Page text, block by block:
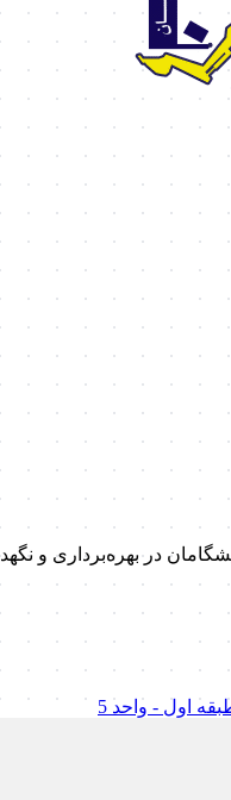
در بهره‌برداری و